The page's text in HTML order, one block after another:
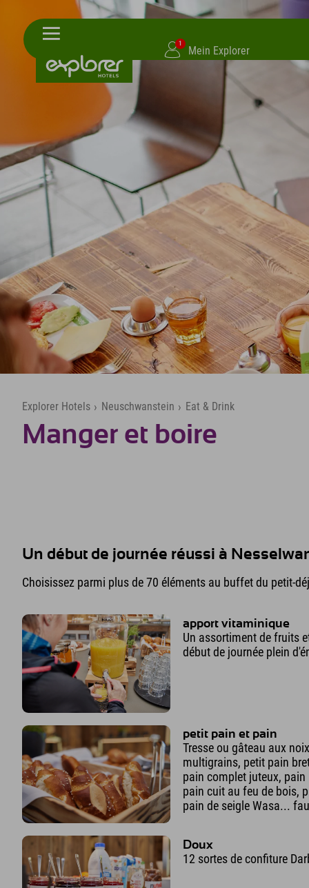
1
Mein Explorer
Explorer Hotels › Neuschwanstein › Eat & Drink
Manger et boire
Un début de journée réussi à
Choisissez parmi plus de 70 éléments au buffet du petit-
apport vitaminique
Un assortiment de fruits
début de journée plein
petit pain et pain
Tresse ou gâteau aux
multigrains, petit pain
pain complet juteux,
pain cuit au feu de bois,
pain de seigle Wasa...
Doux
12 sortes de confiture